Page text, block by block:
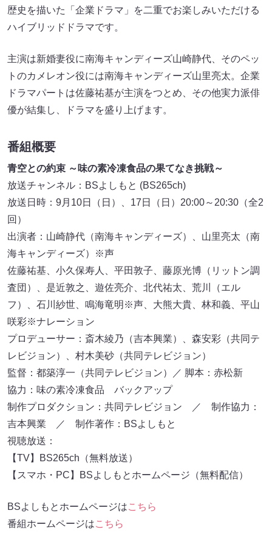
歴史を描いた「企業ドラマ」を二重でお楽しみいただける
ハイブリッドドラマです。
主演は新婚妻役に南海キャンディーズ山崎静代、そのペッ
トのカメレオン役には南海キャンディーズ山里亮太。企業
ドラマパートは佐藤祐基が主演をつとめ、その他実力派俳
優が結集し、ドラマを盛り上げます。
番組概要
青空との約束 ～味の素冷凍食品の果てなき挑戦～
放送チャンネル：BSよしもと (BS265ch)
放送日時：9月10日（日）、17日（日）20:00～20:30（全2
回）
出演者：山崎静代（南海キャンディーズ）、山里亮太（南
海キャンディーズ）※声
佐藤祐基、小久保寿人、平田敦子、藤原光博（リットン調
査団）、是近敦之、遊佐亮介、北代祐太、荒川（エル
フ）、石川紗世、鳴海竜明※声、大熊大貴、林和義、平山
咲彩※ナレーション
プロデューサー：斎木綾乃（吉本興業）、森安彩（共同テ
レビジョン）、村木美砂（共同テレビジョン）
監督：都築淳一（共同テレビジョン）／ 脚本：赤松新
協力：味の素冷凍食品 バックアップ
制作プロダクション：共同テレビジョン ／ 制作協力：
吉本興業 ／ 制作著作：BSよしもと
視聴放送：
【TV】BS265ch（無料放送）
【スマホ・PC】BSよしもとホームページ（無料配信）
BSよしもとホームページはこちら
番組ホームページはこちら